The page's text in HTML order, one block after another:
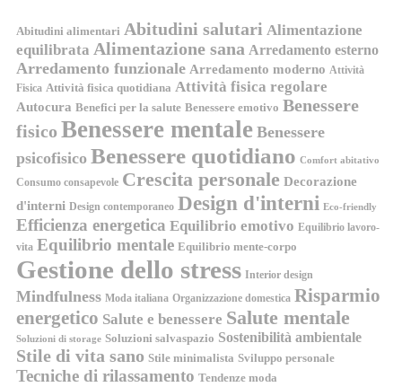
Abitudini alimentari Abitudini salutari Alimentazione
equilibrata Alimentazione sana Arredamento esterno
Arredamento funzionale Arredamento moderno Attività
Fisica Attività fisica quotidiana Attività fisica regolare
Autocura Benefici per la salute Benessere emotivo Benessere
fisico Benessere mentale Benessere
psicofisico Benessere quotidiano Comfort abitativo
Consumo consapevole Crescita personale Decorazione
d'interni Design contemporaneo Design d'interni Eco-friendly
Efficienza energetica Equilibrio emotivo Equilibrio lavoro-
vita Equilibrio mentale Equilibrio mente-corpo
Gestione dello stress Interior design
Mindfulness Moda italiana Organizzazione domestica Risparmio
energetico Salute e benessere Salute mentale
Soluzioni di storage Soluzioni salvaspazio Sostenibilità ambientale
Stile di vita sano Stile minimalista Sviluppo personale
Tecniche di rilassamento Tendenze moda